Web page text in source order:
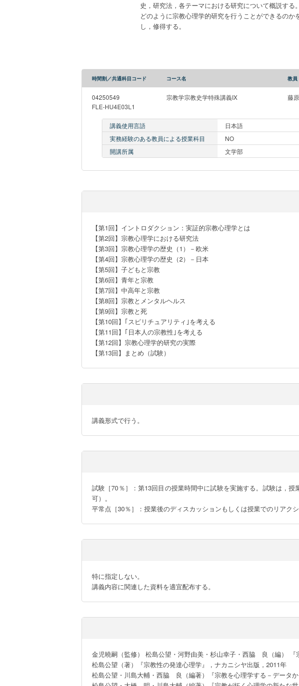
史，研究法，各テーマにおける研究について概説す
どのように宗教心理学的研究を行うことができるの
し，修得する。
時間割／共通科目コード コース名 教員
04250549
FLE-HU4E03L1
宗教学宗教史学特殊講義IX 藤
講義使用言語 日本語
実務経験のある教員による授業科目
NO
開講所属
文学部
【第1回】イントロダクション：実証的宗教心理学とは
【第2回】宗教心理学における研究法
【第3回】宗教心理学の歴史（1）－欧米
【第4回】宗教心理学の歴史（2）－日本
【第5回】子どもと宗教
【第6回】青年と宗教
【第7回】中高年と宗教
【第8回】宗教とメンタルヘルス
【第9回】宗教と死
【第10回】｢スピリチュアリティ｣を考える
【第11回】｢日本人の宗教性｣を考える
【第12回】宗教心理学的研究の実際
【第13回】まとめ（試験）
講義形式で行う。
試験［70％］：第13回目の授業時間中に試験を実施する。試験は，
可）。
平常点［30％］：授業後のディスカッションもしくは授業でのリアク
特に指定しない。
講義内容に関連した資料を適宜配布する。
金児曉嗣（監修） 松島公望・河野由美・杉山幸子・西脇　良（編）
松島公望（著）『宗教性の発達心理学』，ナカニシヤ出版，2011年
松島公望・川島大輔・西脇　良（編著）『宗教を心理学する－データ